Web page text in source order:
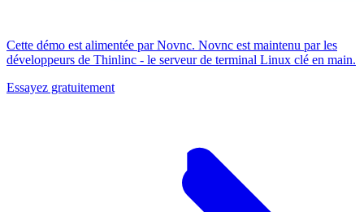
Cette démo est alimentée par Novnc. Novnc est maintenu par les
développeurs de Thinlinc - le serveur de terminal Linux clé en main.
Essayez gratuitement